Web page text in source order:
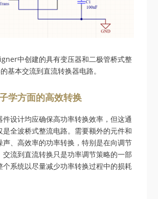
中创建的具有变压器和二极管桥式整
基本交流到直流转换器电路。
学方面的高效转换
件设计均应确保高功率转换效率，但这通
是全波桥式整流电路。需要额外的元件和
声、高效率的功率转换，特别是在向调节
交流到直流转换只是功率调节策略的一部
个系统以尽量减少功率转换过程中的损耗